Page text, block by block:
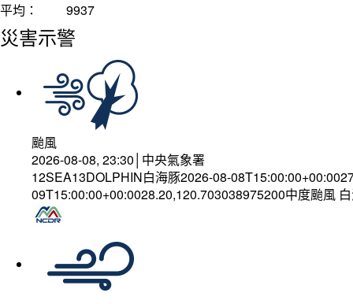
平均：
9937
災害示警
颱風
2026-08-08, 23:30│中央氣象署
12SEA13DOLPHIN白海豚2026-08-
09T15:00:00+00:0028.20,120.703038975200中度颱風